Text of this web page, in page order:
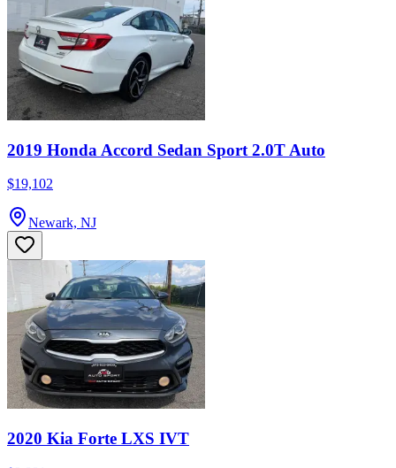
2019 Honda Accord Sedan Sport 2.0T Auto
$19,102
Newark, NJ
2020 Kia Forte LXS IVT